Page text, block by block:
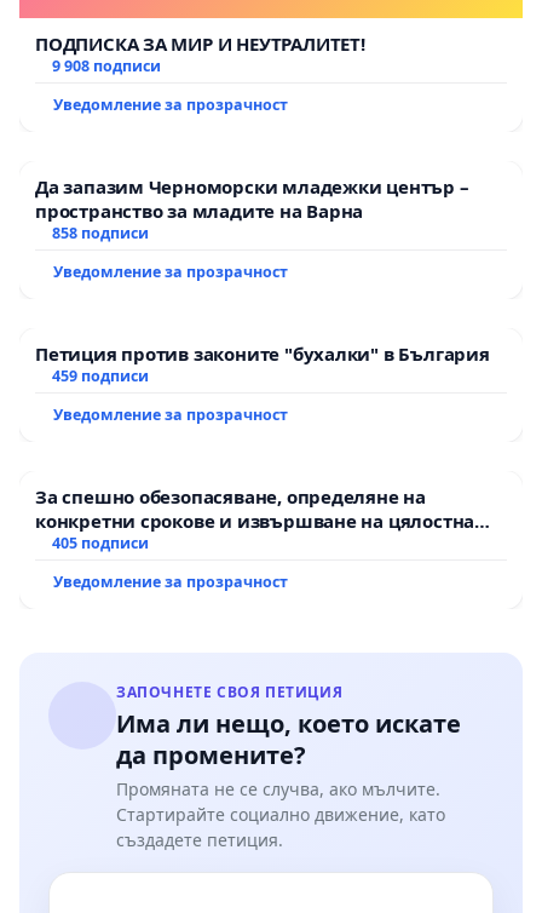
ПОДПИСКА ЗА МИР И НЕУТРАЛИТЕТ!
9 908 подписи
Уведомление за прозрачност
Да запазим Черноморски младежки център –
пространство за младите на Варна
858 подписи
Уведомление за прозрачност
Петиция против законите "бухалки" в България
459 подписи
Уведомление за прозрачност
За спешно обезопасяване, определяне на
конкретни срокове и извършване на цялостна
рехабилитация на републиканския път между
Мирово - к.к. Момин проход
405 подписи
Уведомление за прозрачност
ЗАПОЧНЕТЕ СВОЯ ПЕТИЦИЯ
Има ли нещо, което искате
да промените?
Промяната не се случва, ако мълчите.
Стартирайте социално движение, като
създадете петиция.